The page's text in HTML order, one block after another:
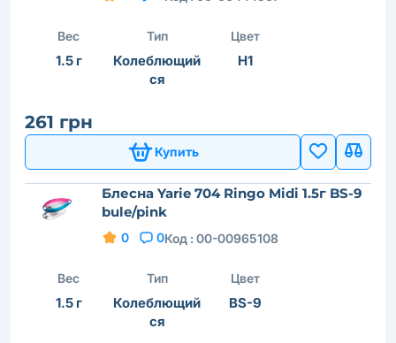
Вес
1.5 г
Тип
Колеблющий
ся
Цвет
H1
261 грн
Купить
Блесна Yarie 704 Ringo Midi 1.5г BS-9
bule/pink
0 0Код : 00-00965108
Вес
1.5 г
Тип
Колеблющий
ся
Цвет
BS-9